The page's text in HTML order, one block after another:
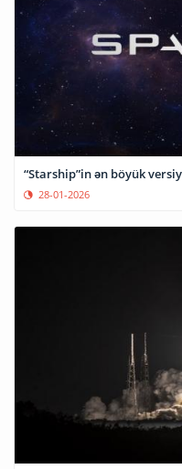
“Starship”in ən böyük
28-01-2026